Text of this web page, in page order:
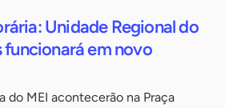
Notícias
Unidade Regional do
funcionará em novo
do MEI acontecerão na Praça